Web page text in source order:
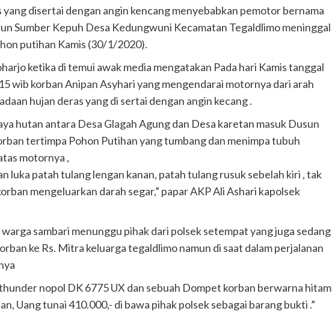
yang disertai dengan angin kencang menyebabkan pemotor bernama
Sumber Kepuh Desa Kedungwuni Kecamatan Tegaldlimo meninggal
putihan Kamis (30/1/2020).
ketika di temui awak media mengatakan Pada hari Kamis tanggal
wib korban Anipan Asyhari yang mengendarai motornya dari arah
hujan deras yang di sertai dengan angin kecang .
hutan antara Desa Glagah Agung dan Desa karetan masuk Dusun
tertimpa Pohon Putihan yang tumbang dan menimpa tubuh
motornya ,
luka patah tulang lengan kanan, patah tulang rusuk sebelah kiri , tak
mengeluarkan darah segar,” papar AKP Ali Ashari kapolsek
sambari menunggu pihak dari polsek setempat yang juga sedang
ke Rs. Mitra keluarga tegaldlimo namun di saat dalam perjalanan
nopol DK 6775 UX dan sebuah Dompet korban berwarna hitam
Uang tunai 410.000,- di bawa pihak polsek sebagai barang bukti .”